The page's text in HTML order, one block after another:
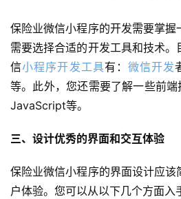
保险业微信小程序的开发需要掌握
需要选择合适的开发工具和技术
信小程序开发工具有：微信开发
等。此外，您还需要了解一些前端
JavaScript等。
三、设计优秀的界面和交互体验
保险业微信小程序的界面设计应该
户体验。您可以从以下几个方面入